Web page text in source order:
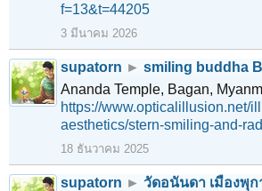
f=13&t=44205
3 มีนาคม 2026
supatorn ► smiling buddha
Ananda Temple, Bagan,
https://www.opticalillusion.net/
aesthetics/stern-smiling-and-
18 ธันวาคม 2025
supatorn ► วัดอนันดา เมืองพุ